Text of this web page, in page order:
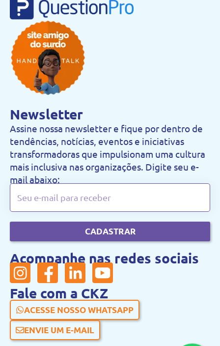
Newsletter
Assine nossa newsletter e fique por dentro de
tendências, notícias, eventos e iniciativas
transformadoras que impulsionam uma cultura
mais inclusiva nas organizações. Digite seu e-
mail abaixo:
CADASTRAR
Acompanhe nas redes sociais
Fale com a CKZ
ACESSE NOSSO WHATSAPP
ENVIE UM E-MAIL